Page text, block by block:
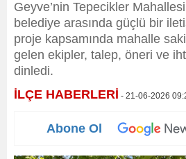
Geyve’nin Tepecikler
belediye arasında güçlü bir
proje kapsamında mahalle
gelen ekipler, talep, öneri ve
dinledi.
İLÇE HABERLERİ - 21-06-2026
Abone Ol